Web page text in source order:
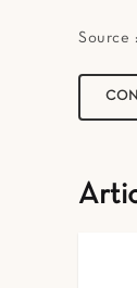
Source